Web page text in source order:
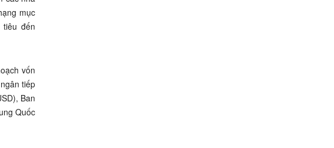
mục
đến
vốn
tiếp
Ban
Quốc